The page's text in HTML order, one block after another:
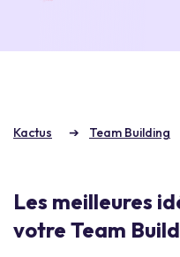
Kactus Team Building
Les meilleures
votre Team